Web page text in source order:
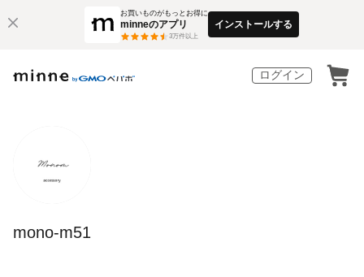
お買いものがもっとお得に
minneのアプリ
3万件以上
インストールする
ログイン
mono-m51